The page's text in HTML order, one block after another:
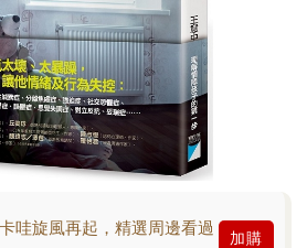
哇旋風再起，精選周邊看過
加購